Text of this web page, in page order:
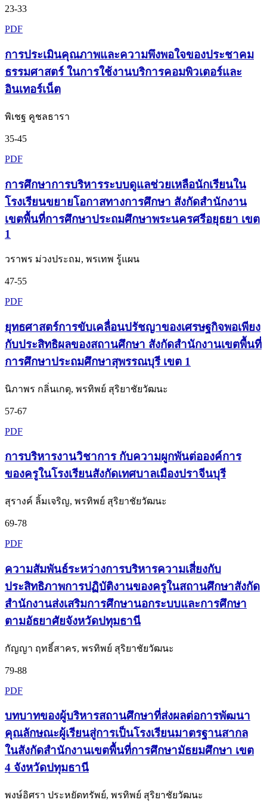
23-33
PDF
การประเมินคุณภาพและความพึงพอใจของประชาคม
ธรรมศาสตร์ ในการใช้งานบริการคอมพิวเตอร์และ
อินเทอร์เน็ต
พิเชฐ คูชลธารา
35-45
PDF
การศึกษาการบริหารระบบดูแลช่วยเหลือนักเรียนใน
โรงเรียนขยายโอกาสทางการศึกษา สังกัดสำนักงาน
เขตพื้นที่การศึกษาประถมศึกษาพระนครศรีอยุธยา เขต
1
วราพร ม่วงประถม, พรเทพ รู้แผน
47-55
PDF
ยุทธศาสตร์การขับเคลื่อนปรัชญาของเศรษฐกิจพอเพียง
กับประสิทธิผลของสถานศึกษา สังกัดสำนักงานเขตพื้นที่
การศึกษาประถมศึกษาสุพรรณบุรี เขต 1
นิภาพร กลิ่นเกตุ, พรทิพย์ สุริยาชัยวัฒนะ
57-67
PDF
การบริหารงานวิชาการ กับความผูกพันต่อองค์การ
ของครูในโรงเรียนสังกัดเทศบาลเมืองปราจีนบุรี
สุรางค์ ลิ้มเจริญ, พรทิพย์ สุริยาชัยวัฒนะ
69-78
PDF
ความสัมพันธ์ระหว่างการบริหารความเสี่ยงกับ
ประสิทธิภาพการปฏิบัติงานของครูในสถานศึกษาสังกัด
สำนักงานส่งเสริมการศึกษานอกระบบและการศึกษา
ตามอัธยาศัยจังหวัดปทุมธานี
กัญญา ฤทธิ์สาคร, พรทิพย์ สุริยาชัยวัฒนะ
79-88
PDF
บทบาทของผู้บริหารสถานศึกษาที่ส่งผลต่อการพัฒนา
คุณลักษณะผู้เรียนสู่การเป็นโรงเรียนมาตรฐานสากล
ในสังกัดสำนักงานเขตพื้นที่การศึกษามัธยมศึกษา เขต
4 จังหวัดปทุมธานี
พงษ์อิศรา ประหยัดทรัพย์, พรทิพย์ สุริยาชัยวัฒนะ